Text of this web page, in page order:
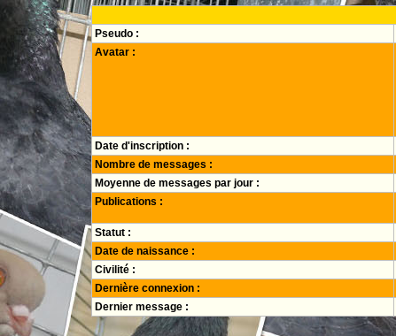
Pseudo :
Avatar :
Date d'inscription :
Nombre de messages :
Moyenne de messages par jour :
Publications :
Statut :
Date de naissance :
Civilité :
Dernière connexion :
Dernier message :